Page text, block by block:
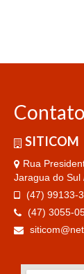
Contato
SITICOM
Rua
Jaragua do Sul
(47) 99133-
(47) 3055-